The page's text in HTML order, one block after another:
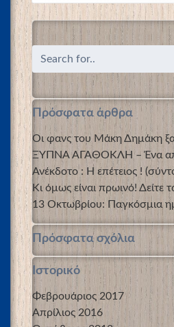
Πρόσφατα άρθρα
Οι φανς του Μάκη Δημάκη
ΞΥΠΝΑ ΑΓΑΘΟΚΛΗ – Ένα
Ανέκδοτο : Η επέτειος !
Κι όμως είναι πρωινό! Δείτε
13 Οκτωβρίου: Παγκόσμια
Πρόσφατα σχόλια
Ιστορικό
Φεβρουάριος 2017
Απρίλιος 2016